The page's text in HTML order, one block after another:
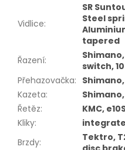
Vidlice:
SR
Steel
tapered
Řazení:
switch,
Přehazovačka:
Kazeta:
Shimano,
Řetěz:
KMC,
Kliky:
Brzdy:
Tektro,